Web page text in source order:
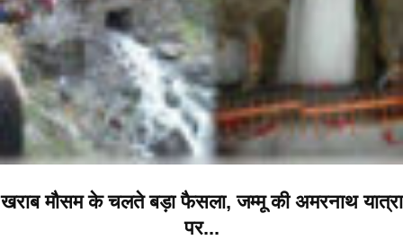
खराब मौसम के चलते बड़ा फैसला, जम्मू की अमरनाथ यात्रा
पर...